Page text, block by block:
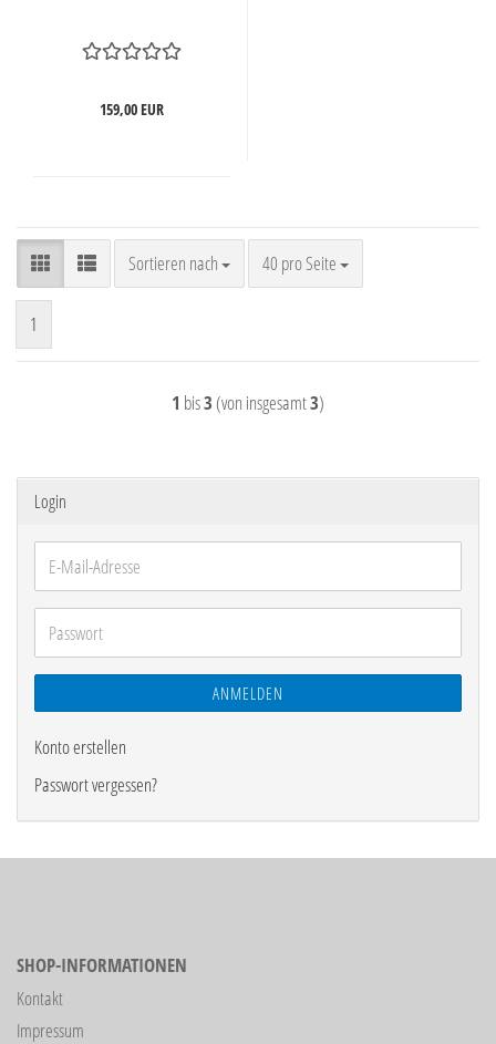
159,00 EUR
Sortieren nach
Sortieren nach 40 pro Seite
pro Seite
1
1 bis3 (von insgesamt3)
Login
E-
Mail-
Adresse
Passwort
ANMELDEN
Konto erstellen
Passwort vergessen?
SHOP-INFORMATIONEN
Kontakt
Impressum